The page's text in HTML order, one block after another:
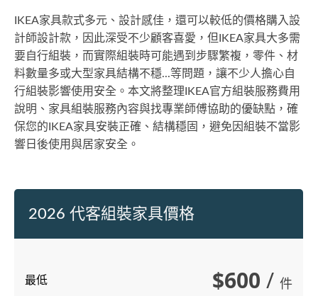
IKEA家具款式多元、設計感佳，還可以較低的價格購入設
計師設計款，因此深受不少顧客喜愛，但IKEA家具大多需
要自行組裝，而實際組裝時可能遇到步驟繁複，零件、材
料數量多或大型家具結構不穩...等問題，讓不少人擔心自
行組裝影響使用安全。本文將整理IKEA官方組裝服務費用
說明、家具組裝服務內容與找專業師傅協助的優缺點，確
保您的IKEA家具安裝正確、結構穩固，避免因組裝不當影
響日後使用與居家安全。
2026 代客組裝家具價格
最低 $600 / 件